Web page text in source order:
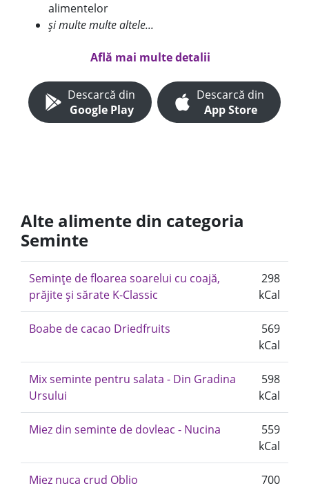
alimentelor
și multe multe altele...
Află mai multe detalii
Descarcă din
Google Play
Descarcă din
App Store
Alte alimente din categoria
Seminte
Semințe de floarea soarelui cu coajă,
prăjite și sărate K-Classic
298
kCal
Boabe de cacao Driedfruits
569
kCal
Mix seminte pentru salata - Din Gradina
Ursului
598
kCal
Miez din seminte de dovleac - Nucina
559
kCal
Miez nuca crud Oblio
700